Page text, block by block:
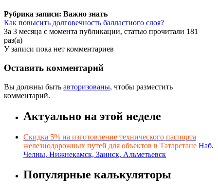
Рубрика записи: Важно знать
Как повысить долговечность балластного слоя?
За 3 месяца с момента публикации, статью прочитали 181
раз(а)
У записи пока нет комментариев
Оставить комментарий
Вы должны быть авторизованы, чтобы разместить
комментарий.
Актуально на этой неделе
Скидка 5% на изготовление технического паспорта
железнодорожных путей для объектов в Татарстане Наб.
Челны, Нижнекамск, Заинск, Альметьевск
Популярные калькуляторы